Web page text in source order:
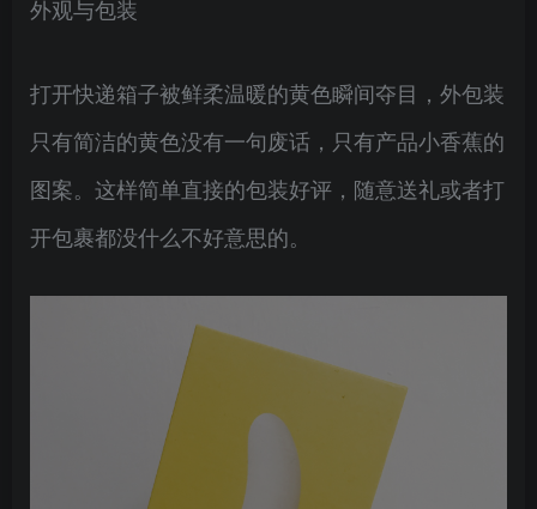
外观与包装
打开快递箱子被鲜柔温暖的黄色瞬间夺目，外包装
只有简洁的黄色没有一句废话，只有产品小香蕉的
图案。这样简单直接的包装好评，随意送礼或者打
开包裹都没什么不好意思的。